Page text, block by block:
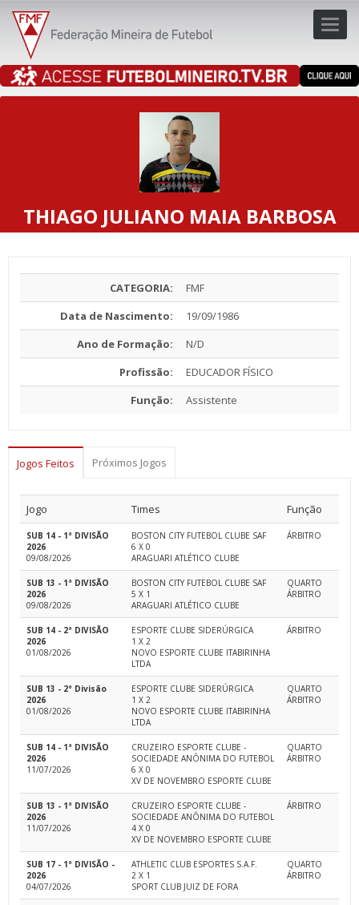
THIAGO JULIANO MAIA BARBOSA
CATEGORIA:
FMF
Data de Nascimento:
19/09/1986
Ano de Formação:
N/D
Profissão:
EDUCADOR FÍSICO
Função:
Assistente
Jogos Feitos Próximos Jogos
Jogo Times Função
SUB 14 - 1ª DIVISÃO
2026
09/08/2026
BOSTON CITY FUTEBOL CLUBE SAF
6 X 0
ARAGUARI ATLÉTICO CLUBE
ÁRBITRO
SUB 13 - 1ª DIVISÃO
2026
09/08/2026
BOSTON CITY FUTEBOL CLUBE SAF
5 X 1
ARAGUARI ATLÉTICO CLUBE
QUARTO
ÁRBITRO
SUB 14 - 2ª DIVISÃO
2026
01/08/2026
ESPORTE CLUBE SIDERÚRGICA
1 X 2
NOVO ESPORTE CLUBE ITABIRINHA
LTDA
ÁRBITRO
SUB 13 - 2ª Divisão
2026
01/08/2026
ESPORTE CLUBE SIDERÚRGICA
1 X 2
NOVO ESPORTE CLUBE ITABIRINHA
LTDA
QUARTO
ÁRBITRO
SUB 14 - 1ª DIVISÃO
2026
11/07/2026
CRUZEIRO ESPORTE CLUBE -
SOCIEDADE ANÔNIMA DO FUTEBOL
6 X 0
XV DE NOVEMBRO ESPORTE CLUBE
QUARTO
ÁRBITRO
SUB 13 - 1ª DIVISÃO
2026
11/07/2026
CRUZEIRO ESPORTE CLUBE -
SOCIEDADE ANÔNIMA DO FUTEBOL
4 X 0
XV DE NOVEMBRO ESPORTE CLUBE
ÁRBITRO
SUB 17 - 1ª DIVISÃO -
2026
04/07/2026
ATHLETIC CLUB ESPORTES S.A.F.
2 X 1
SPORT CLUB JUIZ DE FORA
QUARTO
ÁRBITRO